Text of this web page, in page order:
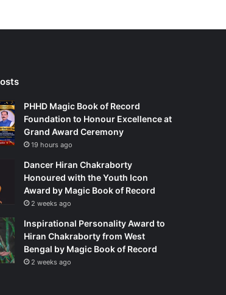
PHHD Magic Book of Record
Foundation to Honour Excellence at
Grand Award Ceremony
19 hours ago
Dancer Hiran Chakraborty
Honoured with the Youth Icon
Award by Magic Book of Record
2 weeks ago
Inspirational Personality Award to
Hiran Chakraborty from West
Bengal by Magic Book of Record
2 weeks ago